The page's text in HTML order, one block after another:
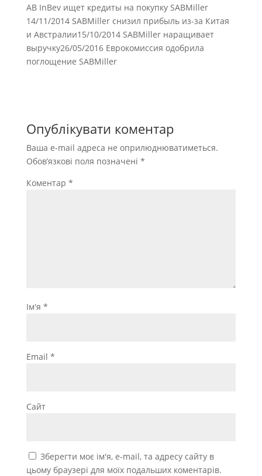
AB InBev ищет кредиты на покупку SABMiller
14/11/2014 SABMiller снизил прибыль из-за Китая
и Австралии15/10/2014 SABMiller наращивает
выручку26/05/2016 Еврокомиссия одобрила
поглощение SABMiller
Опублікувати коментар
Ваша e-mail адреса не оприлюднюватиметься.
Обов’язкові поля позначені *
Коментар *
Ім'я *
Email *
Сайт
Зберегти моє ім'я, e-mail, та адресу сайту в
цьому браузері для моїх подальших коментарів.